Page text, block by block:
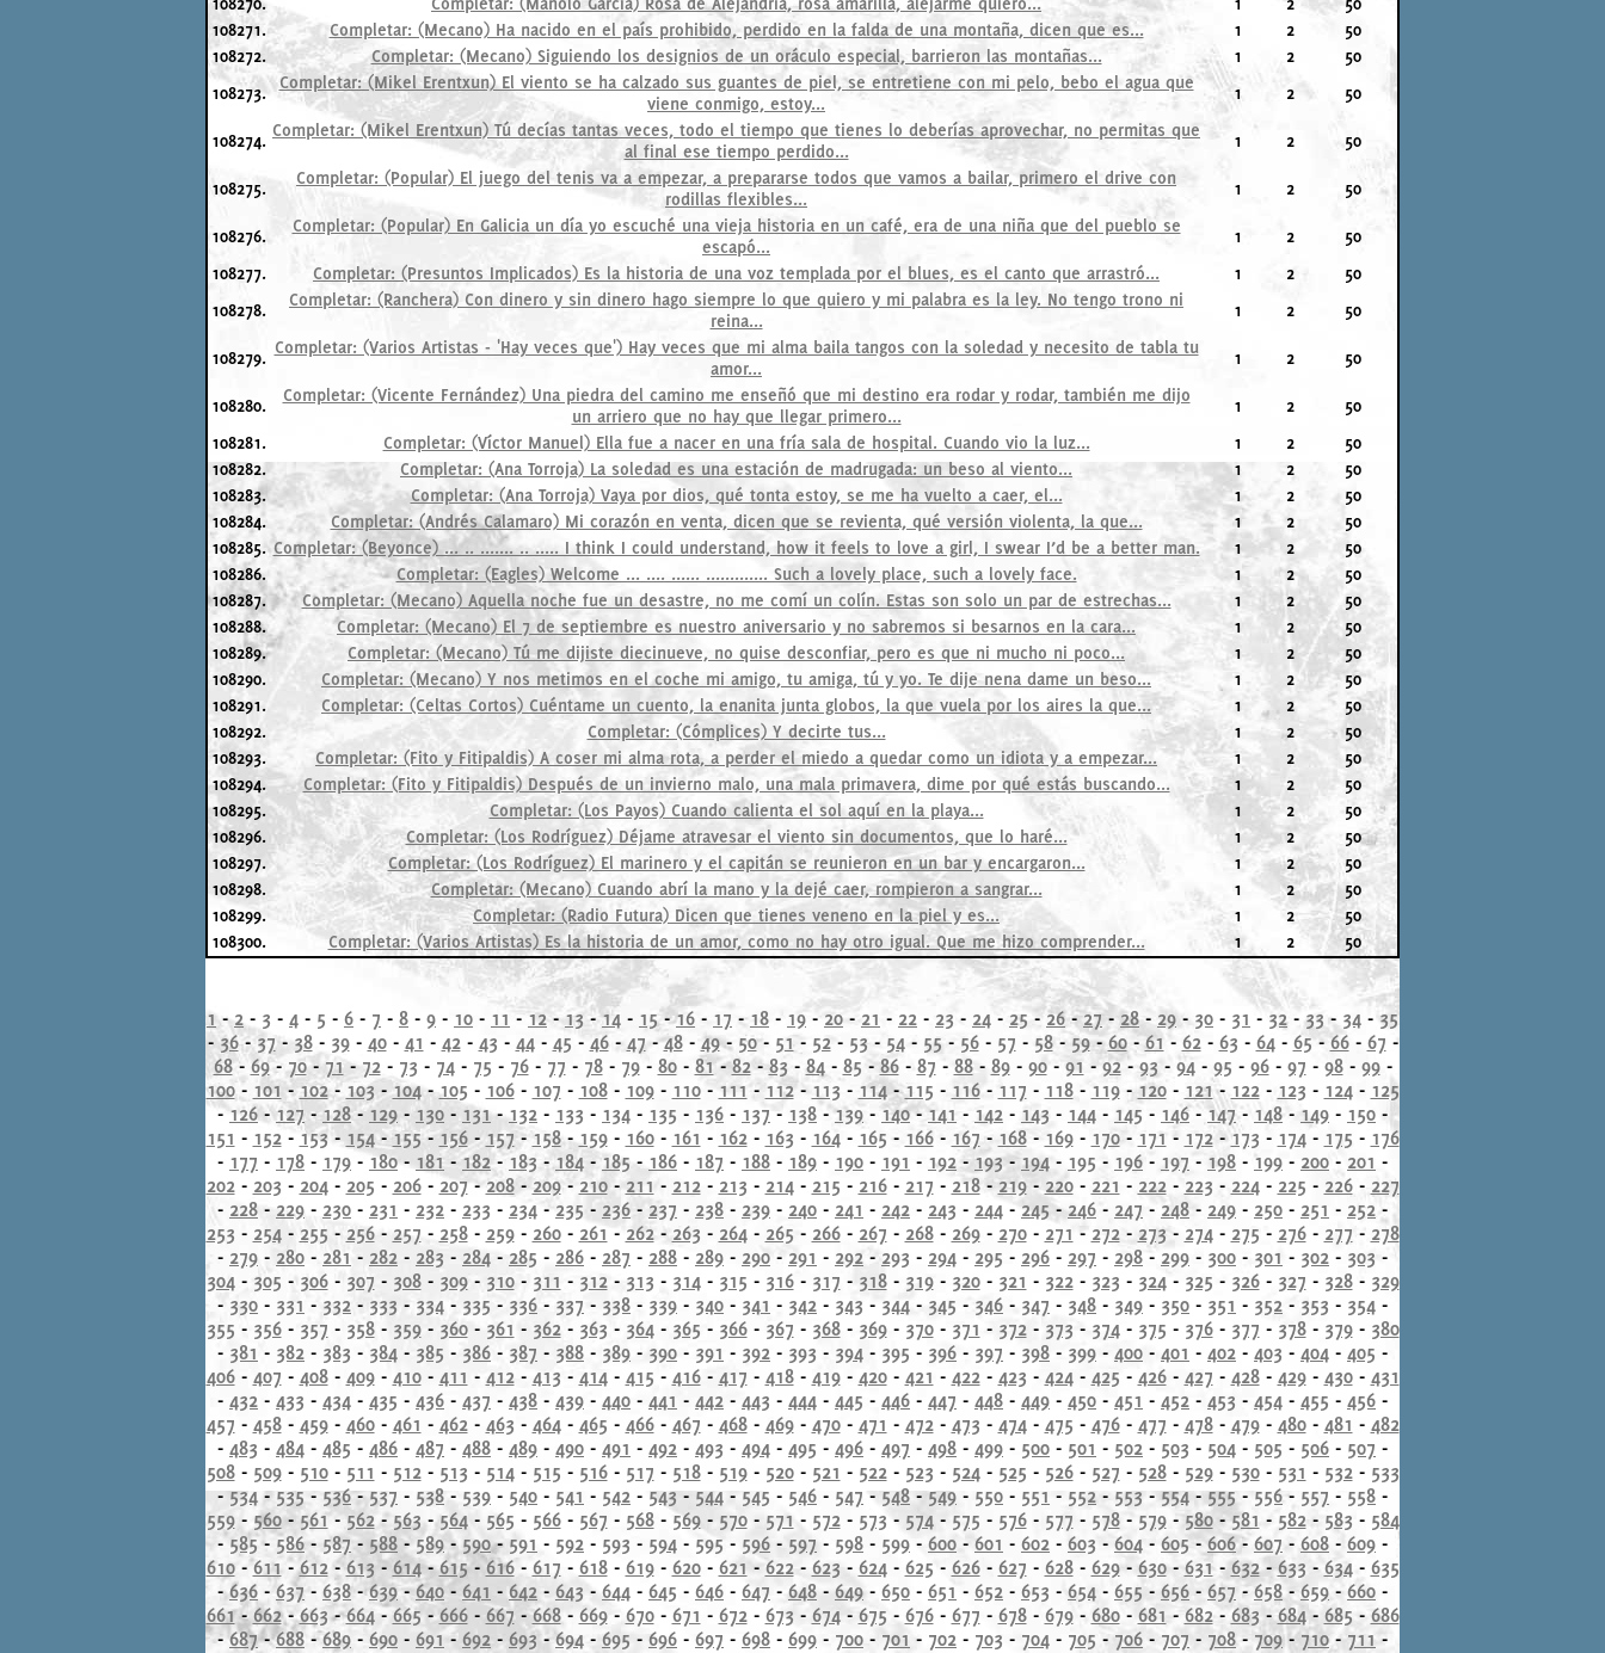
108271.
Completar: (Mecano) Ha nacido en el país prohibido, perdido en la falda de una montaña, dicen que es... 1 2
50
108272.
Completar: (Mecano) Siguiendo los designios de un oráculo especial, barrieron las montañas... 1 2
50
108273.
Completar: (Mikel Erentxun) El viento se ha calzado sus guantes de piel, se entretiene con mi pelo, bebo el agua que
viene conmigo, estoy...
1 2 50
108274. Completar: (Mikel Erentxun) Tú decías tantas veces, todo el tiempo que tienes lo deberías aprovechar, no permitas que
al final ese tiempo perdido...
1 2 50
108275.
Completar: (Popular) El juego del tenis va a empezar, a prepararse todos que vamos a bailar, primero el drive con
rodillas flexibles...
1 2 50
108276.
Completar: (Popular) En Galicia un día yo escuché una vieja historia en un café, era de una niña que del pueblo se
escapó...
1 2
50
108277.
Completar: (Presuntos Implicados) Es la historia de una voz templada por el blues, es el canto que arrastró... 1 2
50
108278.
Completar: (Ranchera) Con dinero y sin dinero hago siempre lo que quiero y mi palabra es la ley. No tengo trono ni
reina...
1 2 50
108279. Completar: (Varios Artistas - 'Hay veces que') Hay veces que mi alma baila tangos con la soledad y necesito de tabla tu
amor...
1 2 50
108280.
Completar: (Vicente Fernández) Una piedra del camino me enseñó que mi destino era rodar y rodar, también me dijo
un arriero que no hay que llegar primero...
1 2
50
108281.
Completar: (Víctor Manuel) Ella fue a nacer en una fría sala de hospital. Cuando vio la luz... 1 2
50
108282.
Completar: (Ana Torroja) La soledad es una estación de madrugada: un beso al viento... 1 2
50
108283.
Completar: (Ana Torroja) Vaya por dios, qué tonta estoy, se me ha vuelto a caer, el... 1 2
50
108284.
Completar: (Andrés Calamaro) Mi corazón en venta, dicen que se revienta, qué versión violenta, la que... 1 2
50
108285. Completar: (Beyonce) ... .. ....... .. ..... I think I could understand, how it feels to love a girl, I swear I’d be a better man. 1 2
50
108286.
Completar: (Eagles) Welcome ... .... ...... ............. Such a lovely place, such a lovely face. 1 2
50
108287.
Completar: (Mecano) Aquella noche fue un desastre, no me comí un colín. Estas son solo un par de estrechas... 1 2
50
108288.
Completar: (Mecano) El 7 de septiembre es nuestro aniversario y no sabremos si besarnos en la cara... 1 2
50
108289.
Completar: (Mecano) Tú me dijiste diecinueve, no quise desconfiar, pero es que ni mucho ni poco... 1 2
50
108290.
Completar: (Mecano) Y nos metimos en el coche mi amigo, tu amiga, tú y yo. Te dije nena dame un beso... 1 2
50
108291.
Completar: (Celtas Cortos) Cuéntame un cuento, la enanita junta globos, la que vuela por los aires la que... 1 2
50
108292.
Completar: (Cómplices) Y decirte tus... 1 2
50
108293.
Completar: (Fito y Fitipaldis) A coser mi alma rota, a perder el miedo a quedar como un idiota y a empezar... 1 2
50
108294.
Completar: (Fito y Fitipaldis) Después de un invierno malo, una mala primavera, dime por qué estás buscando... 1 2
50
108295.
Completar: (Los Payos) Cuando calienta el sol aquí en la playa... 1 2
50
108296.
Completar: (Los Rodríguez) Déjame atravesar el viento sin documentos, que lo haré... 1 2
50
108297.
Completar: (Los Rodríguez) El marinero y el capitán se reunieron en un bar y encargaron... 1 2
50
108298.
Completar: (Mecano) Cuando abrí la mano y la dejé caer, rompieron a sangrar... 1 2
50
108299.
Completar: (Radio Futura) Dicen que tienes veneno en la piel y es... 1 2
50
108300.
Completar: (Varios Artistas) Es la historia de un amor, como no hay otro igual. Que me hizo comprender... 1 2 50
1-2 - 3 - 4 - 5 - 6 - 7 - 8 - 9 - 10 - 11 - 12 -13 -14 - 15-16 - 17 -18 - 19 - 20 - 21 - 22 - 23 - 24 - 25 -26- 27 - 28 - 29- 30 - 31 - 32 - 33 - 34 - 35
-36-37-38- 39- 40- 41 - 42- 43 - 44- 45 -46- 47 -48- 49- 50- 51- 52- 53 - 54- 55- 56- 57 - 58- 59-60-61 - 62- 63 - 64- 65- 66- 67 -
68- 69- 70-71-72- 73 - 74- 75 - 76- 77 - 78- 79- 80- 81-82-83 - 84- 85 -86- 87 - 88- 89- 90- 91 -92- 93- 94- 95 - 96- 97 - 98- 99-
100- 101 - 102- 103 -104- 105 - 106- 107 - 108- 109- 110-111 - 112- 113 - 114-115 - 116- 117 - 118- 119-120- 121- 122- 123 - 124- 125
-126 - 127 -128 -129 - 130 - 131- 132 - 133 - 134 - 135 - 136 - 137 - 138 -139 - 140-141 - 142 - 143 - 144 - 145 - 146- 147- 148 - 149 - 150 -
151 - 152- 153 - 154-155-156- 157- 158- 159- 160- 161 - 162- 163 - 164- 165 - 166- 167 - 168- 169- 170- 171 - 172-173 - 174- 175 - 176
- 177 - 178 - 179 - 180- 181 - 182-183 -184 -185 - 186 - 187 - 188 - 189 - 190 - 191 - 192 - 193- 194 - 195 - 196 - 197 - 198 - 199 - 200 - 201 -
202- 203 - 204- 205 - 206- 207- 208- 209- 210- 211 - 212- 213 - 214- 215 - 216- 217 - 218- 219- 220- 221 - 222- 223 - 224- 225 - 226- 227
- 228 - 229 - 230 - 231 - 232 - 233 - 234 -235 - 236 - 237 - 238 - 239 - 240 - 241 - 242 - 243 - 244 -245 -246 - 247 - 248 - 249 - 250 - 251 - 252 -
253 - 254- 255 - 256- 257 - 258- 259- 260- 261 - 262- 263 - 264- 265 - 266- 267 - 268- 269- 270- 271 - 272- 273- 274- 275 - 276- 277 - 278
- 279 - 280 - 281 - 282 - 283 - 284 - 285 - 286 - 287 - 288 - 289 - 290 - 291 - 292 - 293 - 294 - 295 - 296 - 297 - 298 - 299 - 300 - 301 - 302 - 303 -
304- 305 - 306- 307 - 308- 309- 310- 311 - 312- 313 - 314- 315 - 316- 317 - 318- 319- 320- 321 - 322- 323 - 324- 325 - 326- 327 - 328- 329
- 330 - 331 - 332 - 333 - 334 - 335 - 336 - 337 - 338 - 339 - 340 - 341 - 342 - 343 - 344 - 345 - 346 - 347 - 348 - 349 - 350 - 351 - 352 - 353 - 354 -
355 - 356- 357 - 358- 359- 360- 361 - 362- 363 - 364- 365 - 366- 367 - 368- 369- 370- 371 - 372- 373 - 374- 375 - 376- 377 - 378- 379- 380
- 381 - 382 - 383 - 384 - 385 - 386 - 387 - 388 - 389 - 390 - 391 - 392 - 393 - 394 - 395 - 396 - 397 - 398 - 399 - 400 - 401 - 402 - 403 - 404 - 405 -
406- 407 - 408- 409- 410- 411 - 412- 413 - 414- 415 - 416- 417 - 418- 419- 420- 421 - 422- 423 - 424- 425 - 426- 427 - 428- 429- 430- 431
- 432 - 433 - 434 - 435 - 436 - 437 - 438 - 439 - 440 - 441 - 442 - 443 - 444 - 445 - 446 - 447 - 448 - 449 - 450 - 451 - 452 - 453 - 454 - 455 - 456 -
457 - 458- 459- 460- 461 - 462- 463 - 464- 465 - 466- 467 - 468- 469- 470- 471 - 472- 473 - 474- 475 - 476- 477 - 478- 479- 480- 481 - 482
- 483 - 484 - 485 - 486 - 487 - 488 - 489 - 490 - 491 - 492 - 493 - 494 - 495 - 496 - 497 - 498 - 499 - 500 - 501 - 502 - 503 - 504 - 505 - 506 - 507 -
508- 509- 510- 511 - 512- 513 - 514- 515 - 516- 517 - 518- 519- 520- 521 - 522- 523 - 524- 525 - 526- 527 - 528- 529- 530- 531 - 532- 533
-534 -535 - 536-537 - 538- 539 - 540 - 541 - 542 - 543-544 - 545 - 546 - 547 -548 -549 - 550 - 551 - 552 - 553 -554-555 - 556- 557 - 558 -
559- 560- 561-562- 563 -564- 565 - 566- 567 - 568- 569- 570- 571 - 572- 573 - 574- 575 - 576- 577 - 578- 579- 580-581 - 582- 583 - 584
-585- 586 - 587- 588 - 589 - 590- 591 - 592 - 593 - 594 - 595 - 596 - 597 - 598 - 599 - 600 - 601 - 602 - 603 - 604 - 605 - 606- 607 - 608 - 609 -
610-611-612-613 - 614-615-616- 617 - 618- 619- 620- 621 -622- 623- 624- 625 - 626- 627 - 628- 629- 630- 631-632-633 - 634- 635
-636 -637 - 638-639 -640 - 641 -642 - 643 - 644 - 645 - 646 - 647 - 648 - 649 - 650 - 651 - 652 - 653 - 654 - 655- 656 - 657 - 658 - 659 - 660 -
661-662-663 -664-665-666- 667 - 668- 669- 670- 671 - 672- 673 - 674- 675 - 676- 677 - 678- 679- 680- 681 - 682-683 -684- 685 - 686
-687-688 -689 - 690 - 691 -692 - 693 -694 - 695 - 696 - 697 - 698 - 699 - 700 - 701 - 702 - 703 - 704 - 705 - 706 - 707 - 708 - 709-710 - 711 -